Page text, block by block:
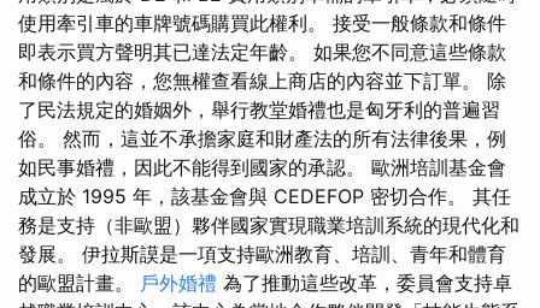
使用牽引車的車牌號碼購買此權利。 接受一般條款和條件
即表示買方聲明其已達法定年齡。 如果您不同意這些條款
和條件的內容，您無權查看線上商店的內容並下訂單。 除
了民法規定的婚姻外，舉行教堂婚禮也是匈牙利的普遍習
俗。 然而，這並不承擔家庭和財產法的所有法律後果，例
如民事婚禮，因此不能得到國家的承認。 歐洲培訓基金會
成立於 1995 年，該基金會與 CEDEFOP 密切合作。 其任
務是支持（非歐盟）夥伴國家實現職業培訓系統的現代化和
發展。 伊拉斯謨是一項支持歐洲教育、培訓、青年和體育
的歐盟計畫。 戶外婚禮 為了推動這些改革，委員會支持卓